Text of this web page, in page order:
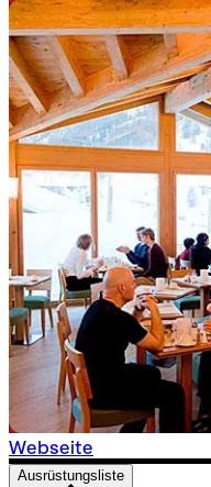
Webseite
Ausrüstungsliste